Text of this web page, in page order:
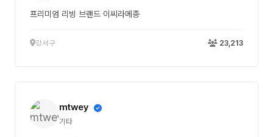
프리미엄 리빙 브랜드 이씨라메종
강서구 23,213
mtwey
기타